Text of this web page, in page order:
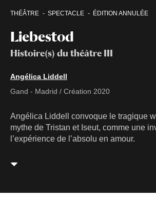
Liebestod
Histoire(s) du théâtre III
THÉÂTRE SPECTACLE ÉDITION ANNULÉE
Angélica Liddell
Gand - Madrid / Création 2020
Angélica Liddell convoque le tragique
mythe de Tristan et Iseut, comme une
l’expérience de l’absolu en amour.